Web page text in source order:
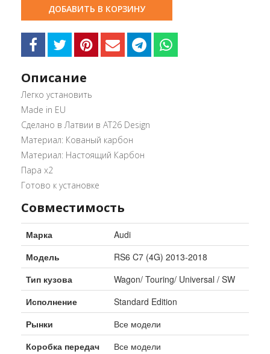
ДОБАВИТЬ В КОРЗИНУ
Описание
Легко установить
Made in EU
Сделано в Латвии в AT26 Design
Материал: Кованый карбон
Материал: Настоящий Карбон
Пара x2
Готово к установке
Совместимость
Марка
Audi
Модель
RS6 C7 (4G) 2013-2018
Тип кузова
Wagon/ Touring/ Universal / SW
Исполнение
Standard Edition
Рынки
Все модели
Коробка передач
Все модели